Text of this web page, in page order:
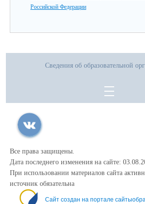
Российской Федерации
Сведения об образовательной
Все права защищены.
Дата последнего изменения на сайте:
При использовании материалов сайта
источник обязательна
Сайт создан на портале